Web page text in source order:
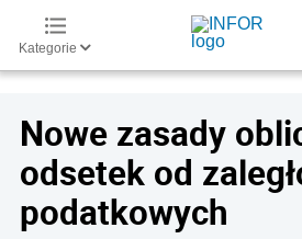
Kategorie
Nowe zasady
odsetek od
podatkowych